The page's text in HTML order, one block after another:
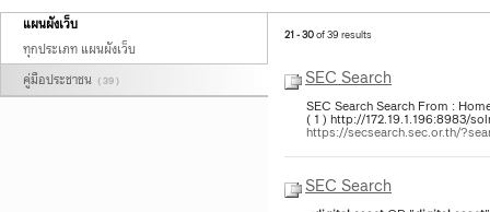
แผนผังเว็บ
ทุกประเภท แผนผังเว็บ
คู่มือประชาชน ( 39 )
21 - 30of 39 results
SEC Search
SEC Search Search From :
( 1 ) http://172.19.1.196:8983/
https://secsearch.sec.or.th/
SEC Search